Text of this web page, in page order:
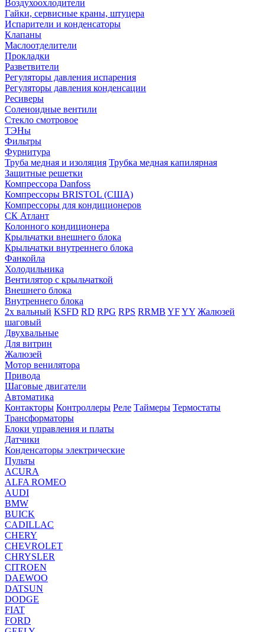
Воздухоохлодители
Гайки, сервисные краны, штуцера
Испарители и конденсаторы
Клапаны
Маслоотделители
Прокладки
Разветвители
Регуляторы давления испарения
Регуляторы давления конденсации
Ресиверы
Соленоидные вентили
Стекло смотровое
ТЭНы
Фильтры
Фурнитура
Труба медная и изоляция Трубка медная капилярная
Защитные решетки
Компрессора Danfoss
Компрессоры BRISTOL (США)
Компрессоры для кондиционеров
СК Атлант
Колонного кондиционера
Крыльчатки внешнего блока
Крыльчатки внутреннего блока
Фанкойла
Холодильника
Вентилятор с крыльчаткой
Внешнего блока
Внутреннего блока
2х вальный KSFD RD RPG RPS RRMB YFYY Жалюзей
шаговый
Двухвальные
Для витрин
Жалюзей
Мотор венилятора
Привода
Шаговые двигатели
Автоматика
Контакторы Контроллеры Реле Таймеры Термостаты
Трансформаторы
Блоки управления и платы
Датчики
Конденсаторы электрические
Пульты
ACURA
ALFA ROMEO
AUDI
BMW
BUICK
CADILLAC
CHERY
CHEVROLET
CHRYSLER
CITROEN
DAEWOO
DATSUN
DODGE
FIAT
FORD